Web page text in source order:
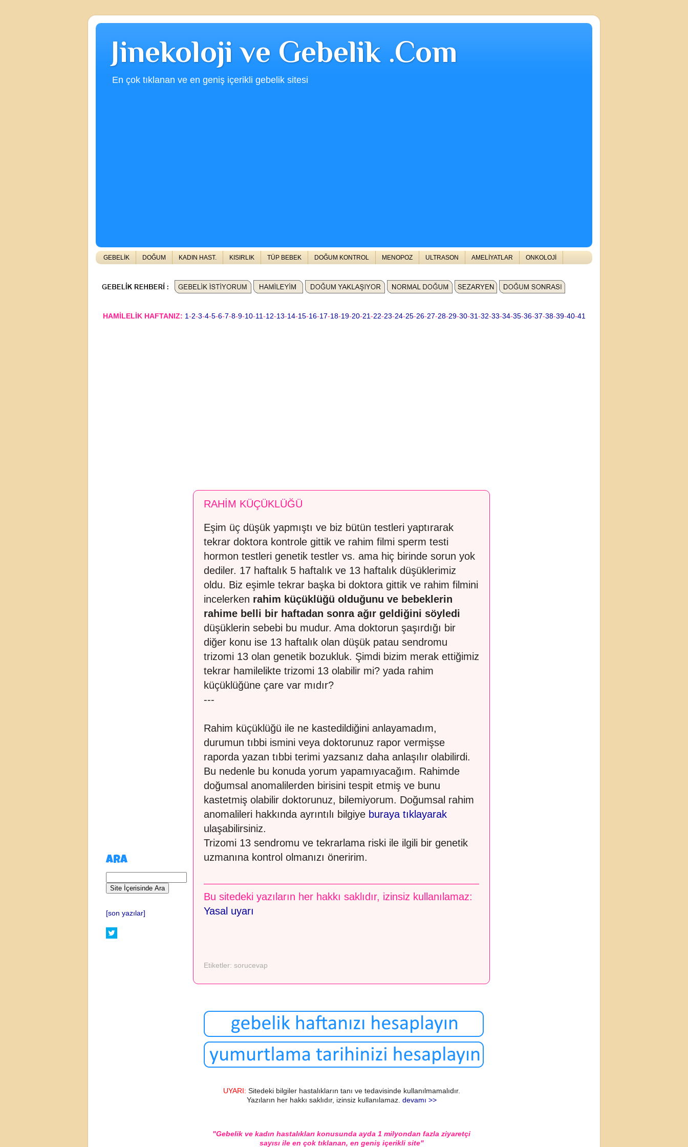
Jinekoloji ve Gebelik .Com
En çok tıklanan ve en geniş içerikli gebelik sitesi
GEBELİK DOĞUM KADIN HAST. KISIRLIK TÜP BEBEK DOĞUM KONTROL MENOPOZ ULTRASON AMELİYATLAR ONKOLOJİ
HAMİLELİK HAFTANIZ: 1 -2-3-4-5-6-7-8-9-10-11 -12-13-14-15-16-17-18-19-20-21 -22-23-24-25-26-27-28-29-30-31 -32-33-34-35-36-37-38-39-40-41
RAHİM KÜÇÜKLÜĞÜ
Eşim üç düşük yapmıştı ve biz bütün testleri yaptırarak
tekrar doktora kontrole gittik ve rahim filmi sperm testi
hormon testleri genetik testler vs. ama hiç birinde sorun yok
dediler. 17 haftalık 5 haftalık ve 13 haftalık düşüklerimiz
oldu. Biz eşimle tekrar başka bi doktora gittik ve rahim filmini
incelerken rahim küçüklüğü olduğunu ve bebeklerin
rahime belli bir haftadan sonra ağır geldiğini söyledi
düşüklerin sebebi bu mudur. Ama doktorun şaşırdığı bir
diğer konu ise 13 haftalık olan düşük patau sendromu
trizomi 13 olan genetik bozukluk. Şimdi bizim merak ettiğimiz
tekrar hamilelikte trizomi 13 olabilir mi? yada rahim
küçüklüğüne çare var mıdır?
---
Rahim küçüklüğü ile ne kastedildiğini anlayamadım,
durumun tıbbi ismini veya doktorunuz rapor vermişse
raporda yazan tıbbi terimi yazsanız daha anlaşılır olabilirdi.
Bu nedenle bu konuda yorum yapamıyacağım. Rahimde
doğumsal anomalilerden birisini tespit etmiş ve bunu
kastetmiş olabilir doktorunuz, bilemiyorum. Doğumsal rahim
anomalileri hakkında ayrıntılı bilgiye buraya tıklayarak
ulaşabilirsiniz.
Trizomi 13 sendromu ve tekrarlama riski ile ilgili bir genetik
uzmanına kontrol olmanızı öneririm.
Bu sitedeki yazıların her hakkı saklıdır, izinsiz kullanılamaz:
Yasal uyarı
Etiketler: sorucevap
UYARI: Sitedeki bilgiler hastalıkların tanı ve tedavisinde kullanılmamalıdır.
Yazıların her hakkı saklıdır, izinsiz kullanılamaz. devamı >>
"Gebelik ve kadın hastalıkları konusunda ayda 1 milyondan fazla ziyaretçi
sayısı ile en çok tıklanan, en geniş içerikli site"
ARA
[son yazılar]